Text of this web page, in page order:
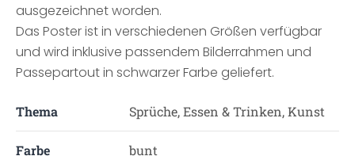
ausgezeichnet worden.
Das Poster ist in verschiedenen Größen verfügbar
und wird inklusive passendem Bilderrahmen und
Passepartout in schwarzer Farbe geliefert.
Thema Sprüche, Essen & Trinken, Kunst
Farbe bunt